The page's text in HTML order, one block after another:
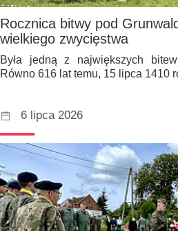
Rocznica bitwy pod
wielkiego zwycięstwa
Była jedną z największych
Równo 616 lat temu, 15 lipca 1410
6 lipca 2026